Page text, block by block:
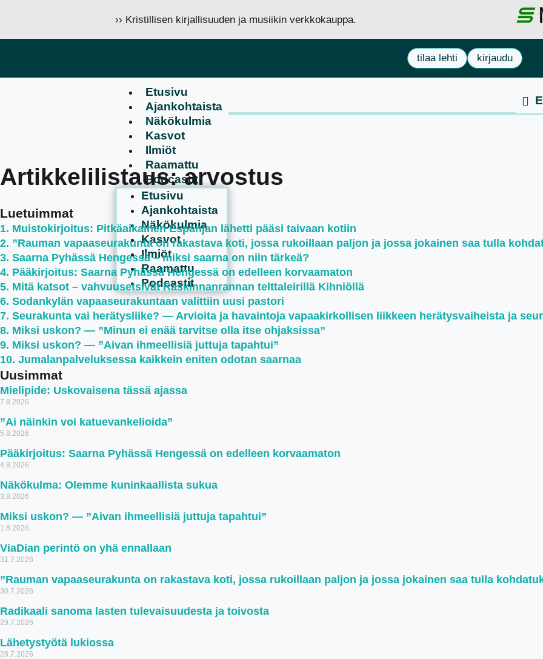
›› Kristillisen kirjallisuuden ja musiikin verkkokauppa.
tilaa lehti kirjaudu
Etusivu
Ajankohtaista
Näkökulmia
Kasvot
Ilmiöt
Raamattu
Podcastit
Etusivu
Ajankohtaista
Näkökulmia
Kasvot
Ilmiöt
Raamattu
Podcastit
Artikkelilistaus: arvostus
Luetuimmat
Muistokirjoitus: Pitkäaikainen Espanjan lähetti pääsi taivaan kotiin
”Rauman vapaaseurakunta on rakastava koti, jossa rukoillaan paljon ja jossa jokainen saa tulla
Saarna Pyhässä Hengessä – miksi saarna on niin tärkeä?
Pääkirjoitus: Saarna Pyhässä Hengessä on edelleen korvaamaton
Mitä katsot – vahvuusetsivät Raskinnanrannan telttaleirillä Kihniöllä
Sodankylän vapaaseurakuntaan valittiin uusi pastori
Seurakunta vai herätysliike? — Arvioita ja havaintoja vapaakirkollisen liikkeen herätysvaiheista ja
Miksi uskon? — ”Minun ei enää tarvitse olla itse ohjaksissa”
Miksi uskon? — ”Aivan ihmeellisiä juttuja tapahtui”
Jumalanpalveluksessa kaikkein eniten odotan saarnaa
Uusimmat
Mielipide: Uskovaisena tässä ajassa
7.8.2026
”Ai näinkin voi katuevankelioida”
5.8.2026
Pääkirjoitus: Saarna Pyhässä Hengessä on edelleen korvaamaton
4.8.2026
Näkökulma: Olemme kuninkaallista sukua
3.8.2026
Miksi uskon? — ”Aivan ihmeellisiä juttuja tapahtui”
1.8.2026
ViaDian perintö on yhä ennallaan
31.7.2026
”Rauman vapaaseurakunta on rakastava koti, jossa rukoillaan paljon ja jossa jokainen saa tulla
30.7.2026
Radikaali sanoma lasten tulevaisuudesta ja toivosta
29.7.2026
Lähetystyötä lukiossa
28.7.2026